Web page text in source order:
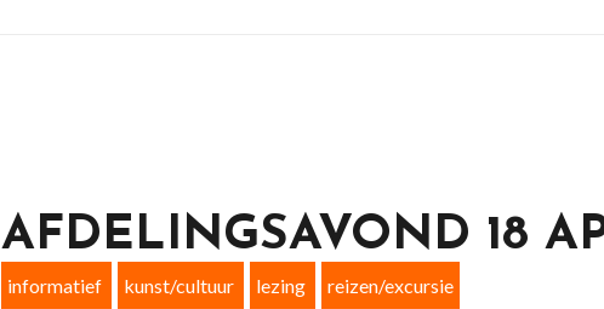
AFDELINGSAVOND 18
informatief kunst/cultuur lezing reizen/excursie